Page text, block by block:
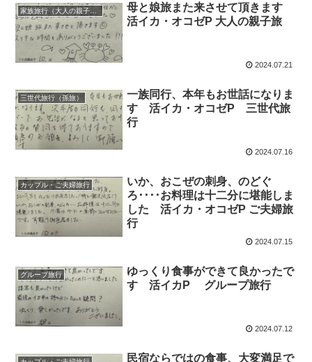
母と娘旅また来させて頂きます
活イカ・オコゼP 大人の親子旅
2024.07.21
三世代旅行（孫旅）
一族同行、本年もお世話になりま
す 活イカ・オコゼP 三世代旅
行
2024.07.16
カップル・ご夫婦旅行
いか、おこぜの刺身、のどぐ
ろ････お料理は十二分に堪能しま
した 活イカ・オコゼP ご夫婦旅
行
2024.07.15
グループ旅行
ゆっくり食事ができて良かったで
す 活イカP グループ旅行
2024.07.12
民宿ならではの食事、大変満足で